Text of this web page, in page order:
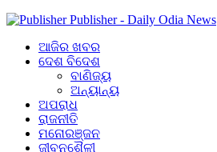
Publisher - Daily Odia News
ଆଜିର ଖବର
ଦେଶ ବିଦେଶ
ବାଣିଜ୍ୟ
ଅନ୍ୟାନ୍ୟ
ଅପରାଧ
ରାଜନୀତି
ମନୋରଞ୍ଜନ
ଜୀବନଶୈଳୀ